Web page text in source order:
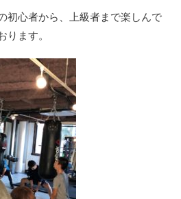
初心者から、上級者まで楽しんで
ります。